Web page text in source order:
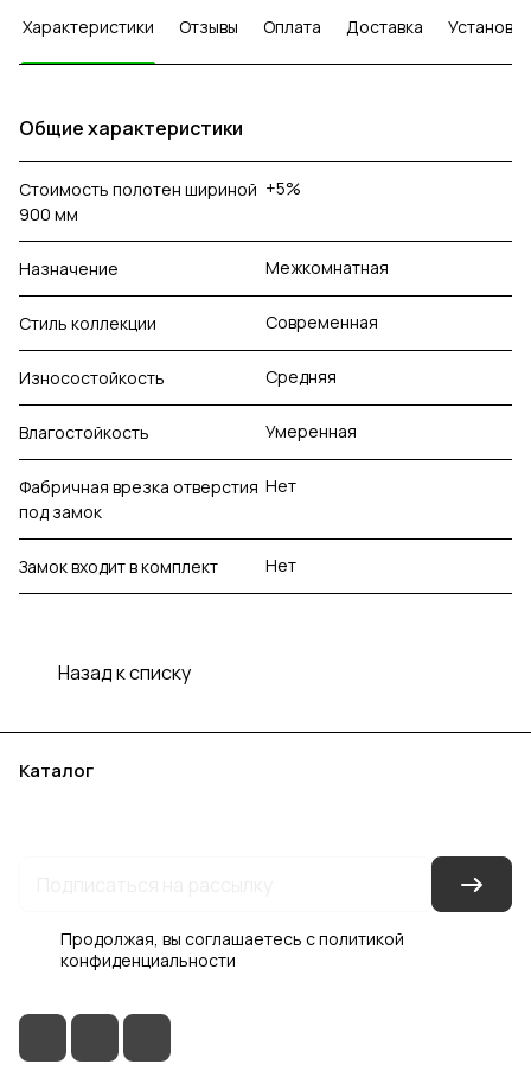
Характеристики Отзывы Оплата Доставка Установка
Общие характеристики
Стоимость полотен шириной
900 мм
+5%
Назначение Межкомнатная
Стиль коллекции Современная
Износостойкость Средняя
Влагостойкость Умеренная
Фабричная врезка отверстия
под замок
Нет
Замок входит в комплект Нет
Назад к списку
Каталог
Продолжая, вы соглашаетесь сполитикой
конфиденциальности